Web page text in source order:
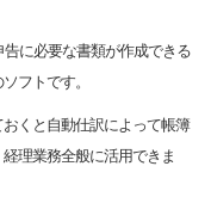
に必要な書類が作成できる
フトです。
くと自動仕訳によって帳簿
理業務全般に活用できま